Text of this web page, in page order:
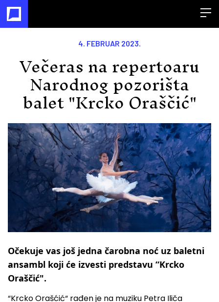
4. FEBRUAR 2023.
Večeras na repertoaru
Narodnog pozorišta
balet "Krcko Oraščić"
Očekuje vas još jedna čarobna noć uz baletni
ansambl koji će izvesti predstavu “Krcko
Oraščić".
“Krcko Orašćić“ rađen je na muziku Petra Iliča